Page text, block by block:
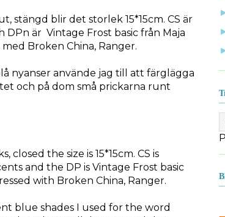
stängd blir det storlek 15*15cm. CS är
är Vintage Frost basic från Maja
Broken China, Ranger.
nyanser använde jag till att färglägga
och på dom små prickarna runt
closed the size is 15*15cm. CS is
and the DP is Vintage Frost basic
with Broken China, Ranger.
blue shades I used for the word